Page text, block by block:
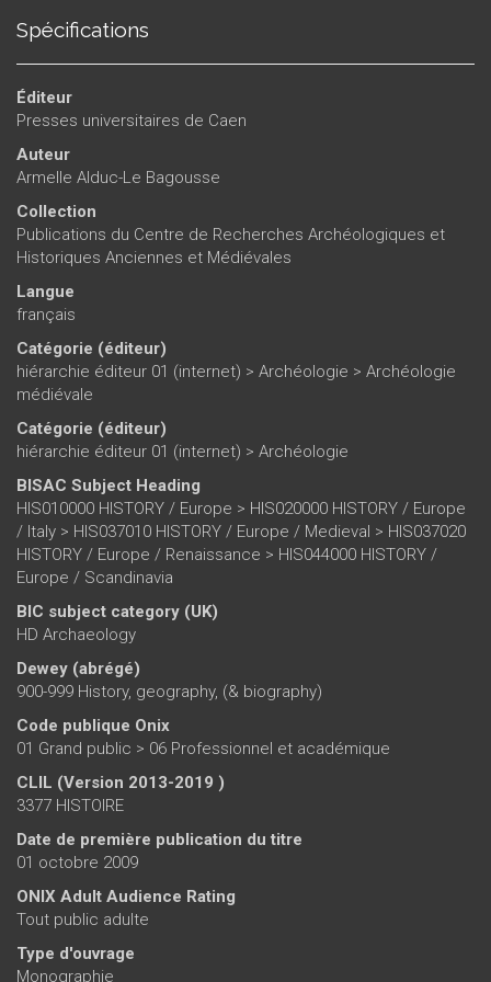
sur celles de puissants «chefs» guerriers inhumés à
proximité de leur cheval (censé les conduire dans l'autre
monde ?)... Sorte de fil rouge de cet ouvrage, les relations
qu'entretiennent les vivants avec leurs morts sont une
donnée essentielle de la distinction et de la construction des
Spécifications
Éditeur
Presses universitaires de Caen
Auteur
Armelle Alduc-Le Bagousse
Collection
Publications du Centre de Recherches Archéologiques et
Historiques Anciennes et Médiévales
Langue
français
Catégorie (éditeur)
hiérarchie éditeur 01 (internet) > Archéologie > Archéologie
médiévale
Catégorie (éditeur)
hiérarchie éditeur 01 (internet) > Archéologie
BISAC Subject Heading
HIS010000 HISTORY / Europe > HIS020000 HISTORY / Europe
/ Italy > HIS037010 HISTORY / Europe / Medieval > HIS037020
HISTORY / Europe / Renaissance > HIS044000 HISTORY /
Europe / Scandinavia
BIC subject category (UK)
HD Archaeology
Dewey (abrégé)
900-999 History, geography, (& biography)
Code publique Onix
01 Grand public > 06 Professionnel et académique
CLIL (Version 2013-2019 )
3377 HISTOIRE
Date de première publication du titre
01 octobre 2009
ONIX Adult Audience Rating
Tout public adulte
Type d'ouvrage
Monographie